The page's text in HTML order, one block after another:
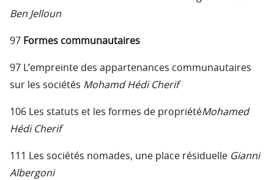
Ben Jelloun
97 Formes communautaires
97 L’empreinte des appartenances communautaires
sur les sociétés Mohamd Hédi Cherif
106 Les statuts et les formes de propriétéMohamed
Hédi Cherif
111 Les sociétés nomades, une place résiduelle Gianni
Albergoni